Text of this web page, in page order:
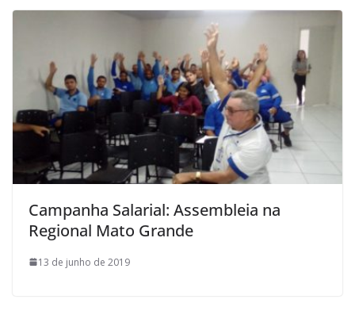
Campanha Salarial: Assembleia na
Regional Mato Grande
13 de junho de 2019